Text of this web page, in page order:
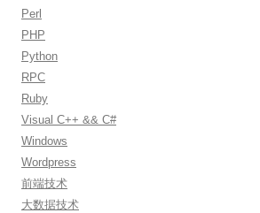
Perl
PHP
Python
RPC
Ruby
Visual C++ && C#
Windows
Wordpress
前端技术
大数据技术